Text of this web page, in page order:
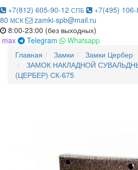
+7(812) 605-90-12 СПБ
+7(495)
80 МСК
zamki-spb@mail.ru
8:00-23:00 (без выходных)
max
Telegram
Whatsapp
Главная
Замки
Замки Цербер
ЗАМОК НАКЛАДНОЙ
(ЦЕРБЕР) СК-675